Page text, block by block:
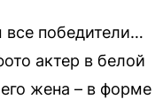
победители…
актер в белой
жена – в форме